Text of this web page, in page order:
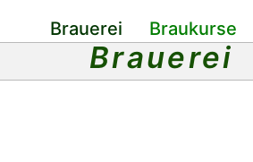
Brauerei Braukurse
Brauerei